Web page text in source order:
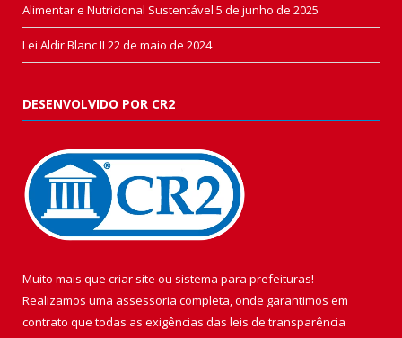
Alimentar e Nutricional Sustentável 5 de junho de 2025
Lei Aldir Blanc II 22 de maio de 2024
DESENVOLVIDO POR CR2
Muito mais que criar site ou sistema para prefeituras!
Realizamos uma assessoria completa, onde garantimos em
contrato que todas as exigências das leis de transparência